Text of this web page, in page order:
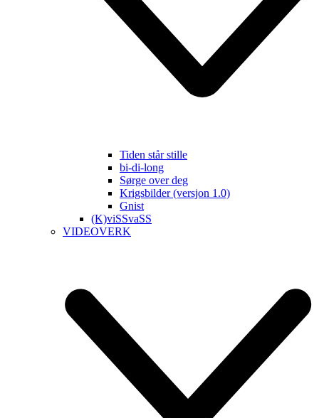
Tiden står stille
bi-di-long
Sørge over deg
Krigsbilder (versjon 1.0)
Gnist
(K)viSSvaSS
VIDEOVERK